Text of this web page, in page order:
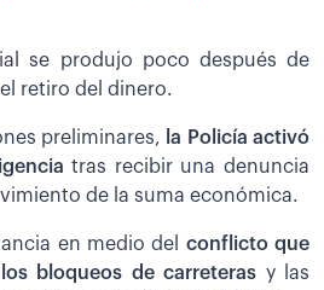
se produjo poco después de
retiro del dinero.
preliminares, la Policía activó
tras recibir una denuncia
de la suma económica.
en medio del
conflicto que
bloqueos de carreteras y las